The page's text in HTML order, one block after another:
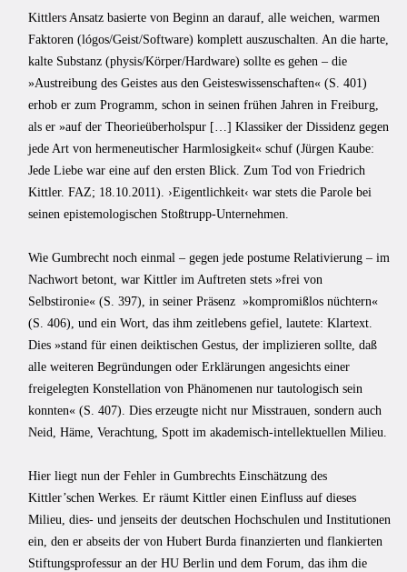
Kittlers Ansatz basierte von Beginn an darauf, alle weichen, warmen
Faktoren (lógos/Geist/Software) komplett auszuschalten. An die harte,
kalte Substanz (physis/Körper/Hardware) sollte es gehen – die
»Austreibung des Geistes aus den Geisteswissenschaften« (S. 401)
erhob er zum Programm, schon in seinen frühen Jahren in Freiburg,
als er »auf der Theorieüberholspur […] Klassiker der Dissidenz gegen
jede Art von hermeneutischer Harmlosigkeit« schuf (Jürgen Kaube:
Jede Liebe war eine auf den ersten Blick. Zum Tod von Friedrich
Kittler. FAZ; 18.10.2011). ›Eigentlichkeit‹ war stets die Parole bei
seinen epistemologischen Stoßtrupp-Unternehmen.
Wie Gumbrecht noch einmal – gegen jede postume Relativierung – im
Nachwort betont, war Kittler im Auftreten stets »frei von
Selbstironie« (S. 397), in seiner Präsenz »kompromißlos nüchtern«
(S. 406), und ein Wort, das ihm zeitlebens gefiel, lautete: Klartext.
Dies »stand für einen deiktischen Gestus, der implizieren sollte, daß
alle weiteren Begründungen oder Erklärungen angesichts einer
freigelegten Konstellation von Phänomenen nur tautologisch sein
konnten« (S. 407). Dies erzeugte nicht nur Misstrauen, sondern auch
Neid, Häme, Verachtung, Spott im akademisch-intellektuellen Milieu.
Hier liegt nun der Fehler in Gumbrechts Einschätzung des
Kittler’schen Werkes. Er räumt Kittler einen Einfluss auf dieses
Milieu, dies- und jenseits der deutschen Hochschulen und Institutionen
ein, den er abseits der von Hubert Burda finanzierten und flankierten
Stiftungsprofessur an der HU Berlin und dem Forum, das ihm die